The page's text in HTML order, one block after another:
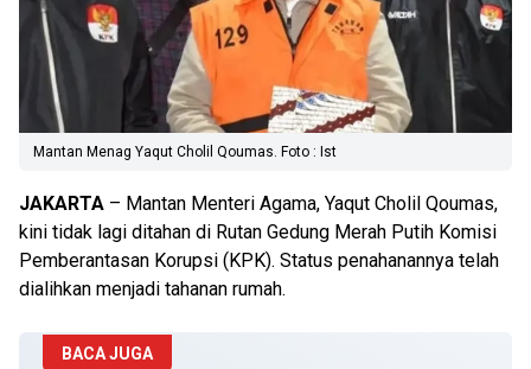
Mantan Menag Yaqut Cholil Qoumas. Foto : Ist
JAKARTA – Mantan Menteri Agama, Yaqut Cholil Qoumas,
kini tidak lagi ditahan di Rutan Gedung Merah Putih Komisi
Pemberantasan Korupsi (KPK). Status penahanannya telah
dialihkan menjadi tahanan rumah.
BACA JUGA